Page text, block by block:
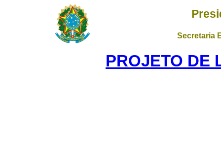
Secretaria
PROJETO DE